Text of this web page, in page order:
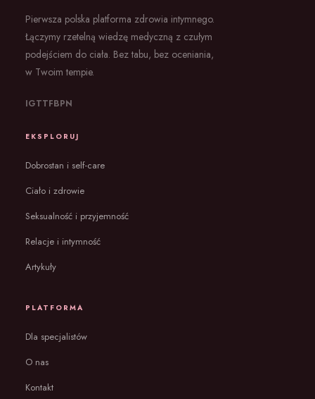
Pierwsza polska platforma zdrowia intymnego.
Łączymy rzetelną wiedzę medyczną z czułym
podejściem do ciała. Bez tabu, bez oceniania,
w Twoim tempie.
IGTTFBPN
EKSPLORUJ
Dobrostan i self-care
Ciało i zdrowie
Seksualność i przyjemność
Relacje i intymność
Artykuły
PLATFORMA
Dla specjalistów
O nas
Kontakt